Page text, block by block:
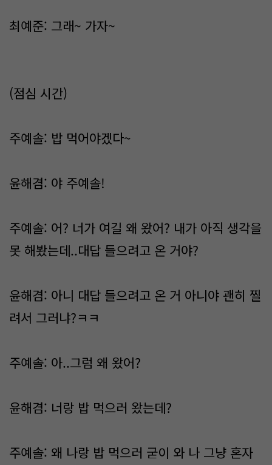
최예준: 그래~ 가자~
(점심 시간)
주예솔: 밥 먹어야겠다~
윤해겸: 야 주예솔!
주예솔: 어? 너가 여길 왜 왔어? 내가 아직 생각을
못 해봤는데..대답 들으려고 온 거야?
윤해겸: 아니 대답 들으려고 온 거 아니야 괜히 찔
려서 그러냐?ㅋㅋ
주예솔: 아..그럼 왜 왔어?
윤해겸: 너랑 밥 먹으러 왔는데?
주예솔: 왜 나랑 밥 먹으러 굳이 와 나 그냥 혼자